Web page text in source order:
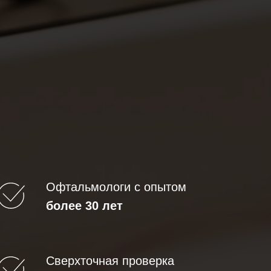
Офтальмологи с опытом
более 30 лет
Сверхточная проверка